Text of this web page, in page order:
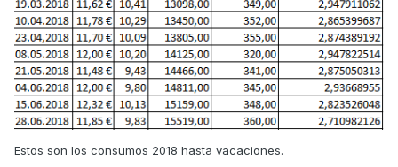
Estos son los consumos 2018 hasta vacaciones.